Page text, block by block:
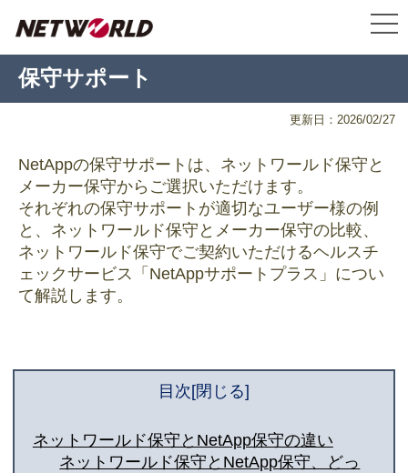
保守サポート
更新日：2026/02/27
NetAppの保守サポートは、ネットワールド保守と
メーカー保守からご選択いただけます。
それぞれの保守サポートが適切なユーザー様の例
と、ネットワールド保守とメーカー保守の比較、
ネットワールド保守でご契約いただけるヘルスチ
ェックサービス「NetAppサポートプラス」につい
て解説します。
目次
ネットワールド保守とNetApp保守の違い
ネットワールド保守とNetApp保守、どっ